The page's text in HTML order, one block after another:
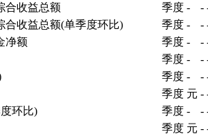
合收益总额
季度 - -
合收益总额(单季度环比)
季度 - -
净额
季度 - -
季度 - -
季度 - -
季度 元 -
环比)
季度 - -
季度 元 -